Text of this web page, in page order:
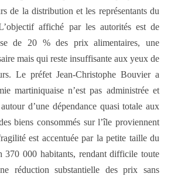
de la distribution et les représentants du
affiché par les autorités est de
de 20 % des prix alimentaires, une
mais qui reste insuffisante aux yeux de
Le préfet Jean-Christophe Bouvier a
martiniquaise n’est pas administrée et
d’une dépendance quasi totale aux
biens consommés sur l’île proviennent
est accentuée par la petite taille du
370 000 habitants, rendant difficile toute
réduction substantielle des prix sans